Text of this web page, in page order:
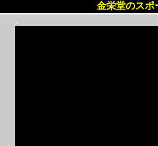
金栄堂のスポ